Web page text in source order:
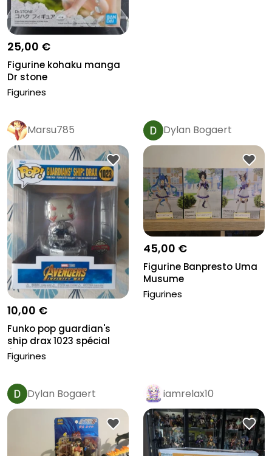
25,00 €
Figurine kohaku manga
Dr stone
Figurines
Marsu785
10,00 €
Funko pop guardian's
ship drax 1023 spécial
éditio...
Figurines
Dylan Bogaert
45,00 €
Figurine Banpresto Uma
Musume
Figurines
Dylan Bogaert iamrelax10